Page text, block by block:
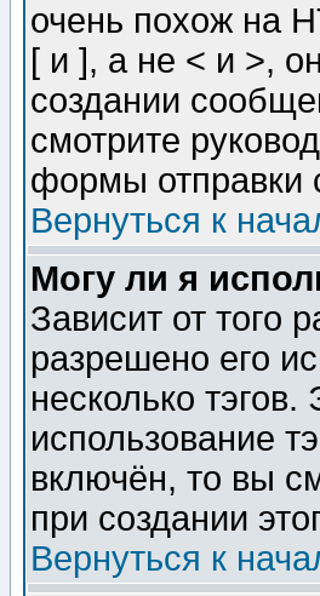
очень похож на
[ и ], а не < и >,
создании
смотрите
формы отправки
Вернуться к
Могу ли я
Зависит от того
разрешено его
несколько
использование
включён, то вы
при создании
Вернуться к